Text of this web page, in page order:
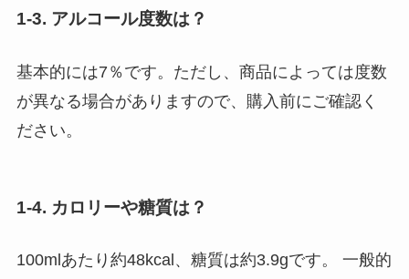
1-3. アルコール度数は？
基本的には7％です。ただし、商品によっては度数
が異なる場合がありますので、購入前にご確認く
ださい。
1-4. カロリーや糖質は？
100mlあたり約48kcal、糖質は約3.9gです。 一般的